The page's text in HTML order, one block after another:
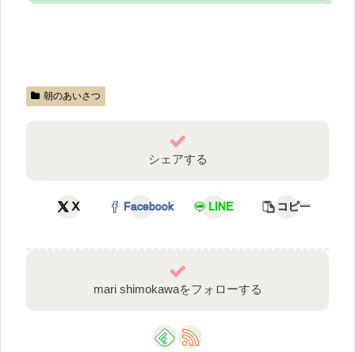
朝のあいさつ
シェアする
X Facebook LINE コピー
mari shimokawaをフォローする